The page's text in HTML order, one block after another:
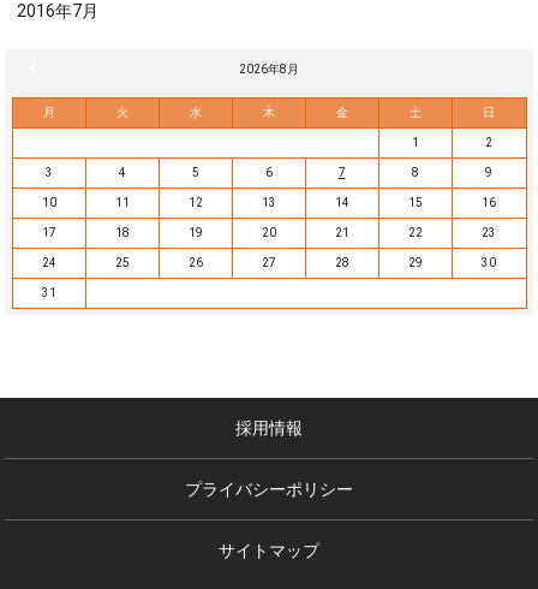
2016年7月
2026年8月
月 火 水 木 金 土 日
1 2
3 4 5 6 7 8 9
10 11 12 13 14 15 16
17 18 19 20 21 22 23
24 25 26 27 28 29 30
31
採用情報
プライバシーポリシー
サイトマップ